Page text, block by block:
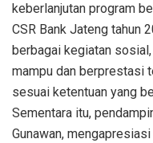
keberlanjutan program
CSR Bank Jateng tahun
berbagai kegiatan
mampu dan berprestasi
sesuai ketentuan yang
Sementara itu,
Gunawan,